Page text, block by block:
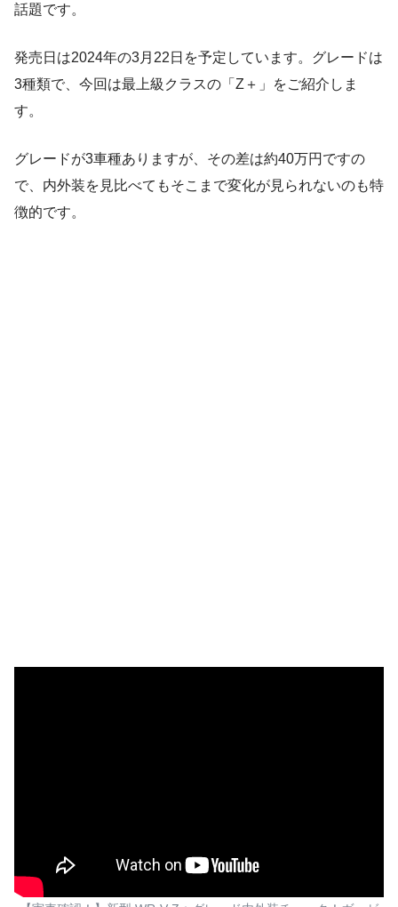
話題です。
発売日は2024年の3月22日を予定しています。グレードは
3種類で、今回は最上級クラスの「Z＋」をご紹介しま
す。
グレードが3車種ありますが、その差は約40万円ですの
で、内外装を見比べてもそこまで変化が見られないのも特
徴的です。